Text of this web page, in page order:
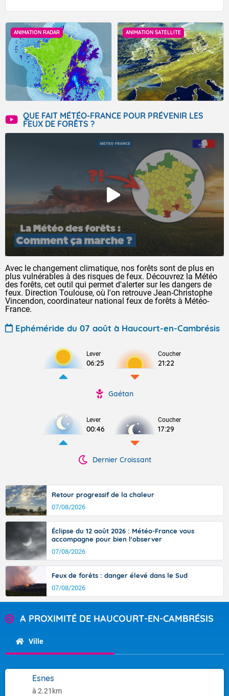
ANIMATION RADAR ANIMATION SATELLITE
QUE FAIT MÉTÉO-FRANCE POUR PRÉVENIR LES
FEUX DE FORÊTS ?
Avec le changement climatique, nos forêts sont de plus en
plus vulnérables à des risques de feux. Découvrez la Météo
des forêts, cet outil qui permet d'alerter sur les dangers de
feux. Direction Toulouse, où l'on retrouve Jean-Christophe
Vincendon, coordinateur national feux de forêts à Météo-
France.
Ephéméride du 07 août à Haucourt-en-Cambrésis
Lever
06:25
Coucher
21:22
Gaétan
Lever
00:46
Coucher
17:29
Dernier Croissant
Retour progressif de la chaleur
07/08/2026
Éclipse du 12 août 2026 : Météo-France vous
accompagne pour bien l'observer
07/08/2026
Feux de forêts : danger élevé dans le Sud
07/08/2026
A PROXIMITÉ DE HAUCOURT-EN-CAMBRÉSIS
Ville
Esnes
à 2.21km